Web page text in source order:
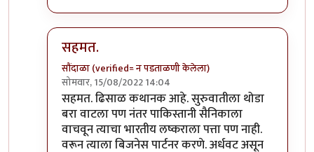
सहमत.
सौंदाळा (verified= न पडताळणी केलेला)
सोमवार, 15/08/2022 14:04
In reply to@ चौकस२१२byमदनबाण
सहमत. ढिसाळ कथानक आहे. सुरुवातीला थोडा
बरा वाटला पण नंतर पाकिस्तानी सैनिकाला
वाचवून त्याचा भारतीय लष्कराला पत्ता पण नाही.
वरून त्याला बिजनेस पार्टनर करणे. अर्धवट असून